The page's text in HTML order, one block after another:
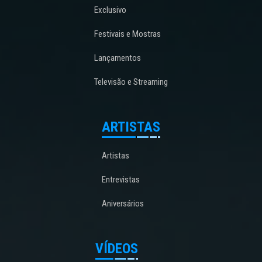
Exclusivo
Festivais e Mostras
Lançamentos
Televisão e Streaming
ARTISTAS
Artistas
Entrevistas
Aniversários
VÍDEOS